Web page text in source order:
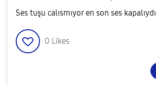
Ses tuşu calısmıyor en son ses kapalıydı
0 Likes